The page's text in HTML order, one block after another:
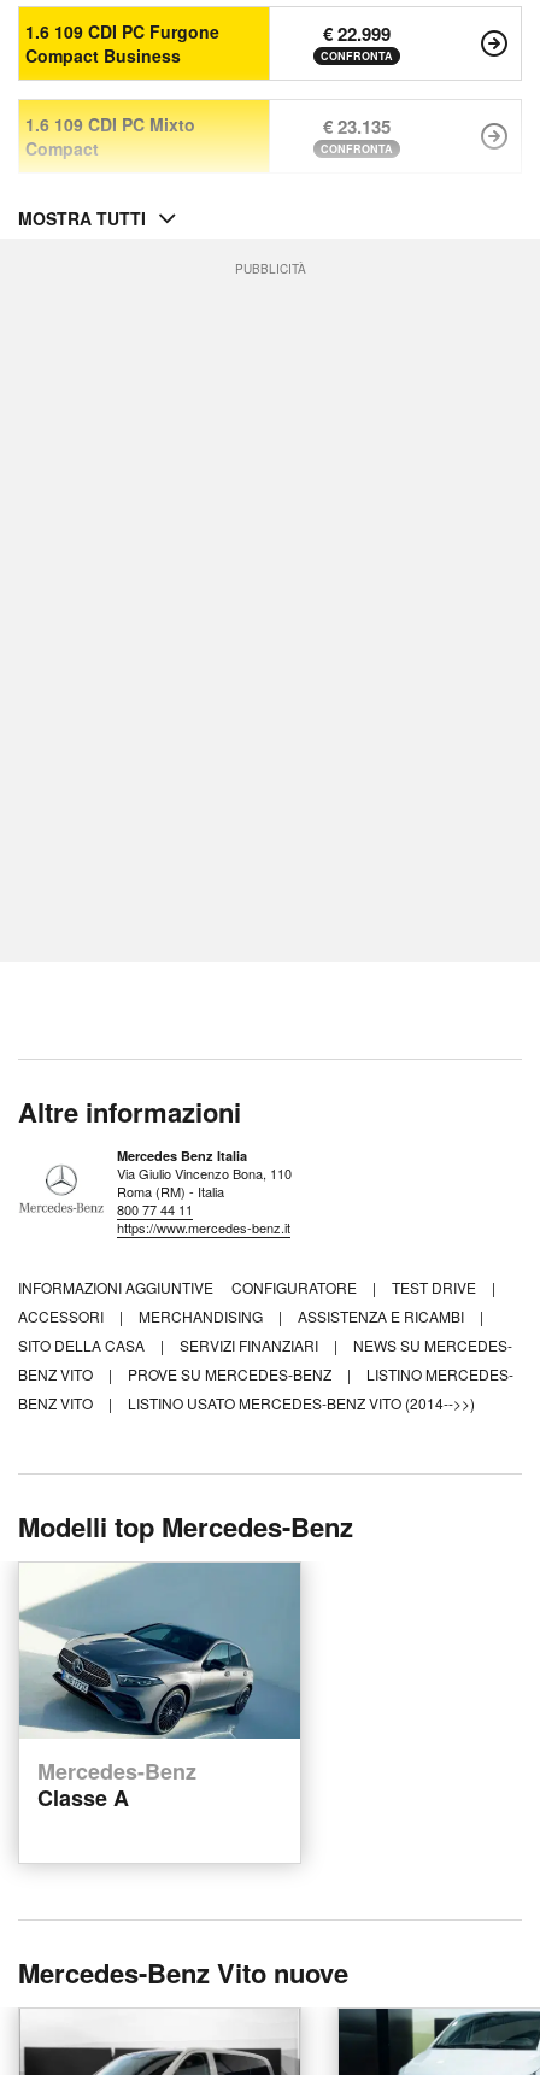
1.6 109 CDI PC Furgone
Compact Business
€ 22.999
CONFRONTA
1.6 109 CDI PC Mixto
Compact
€ 23.135
CONFRONTA
MOSTRA TUTTI
PUBBLICITÀ
Altre informazioni
Mercedes Benz Italia
Via Giulio Vincenzo Bona, 110
Roma (RM) - Italia
800 77 44 11
https://www.mercedes-benz.it
INFORMAZIONI AGGIUNTIVE CONFIGURATORE | TEST DRIVE
|
ACCESSORI
| MERCHANDISING | ASSISTENZA E RICAMBI
|
SITO DELLA CASA
| SERVIZI FINANZIARI |
NEWS SU MERCEDES-
BENZ VITO
| PROVE SU MERCEDES-BENZ |
LISTINO MERCEDES-
BENZ VITO
| LISTINO USATO MERCEDES-BENZ VITO (2014-->>)
Modelli top Mercedes-Benz
Mercedes-Benz
Classe A
Mercedes-Benz Vito nuove